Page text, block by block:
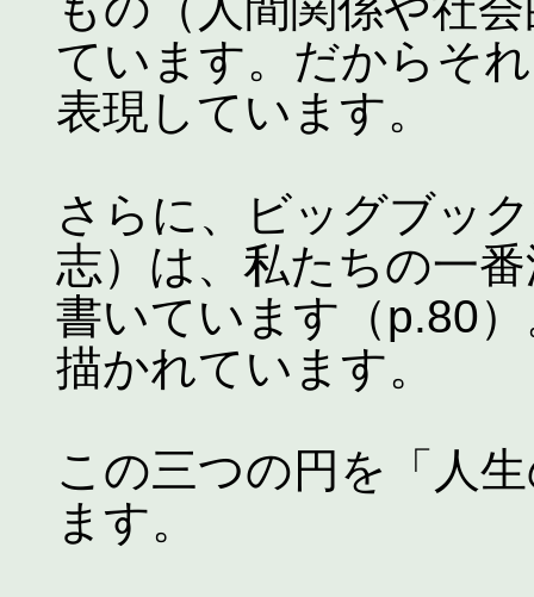
ています。だからそ
表現しています。
さらに、ビッグブッ
志）は、私たちの一
書いています（p.80
描かれています。
この三つの円を「人
ます。